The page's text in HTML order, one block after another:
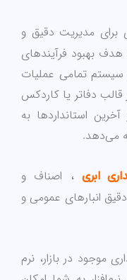
برای مدیریت دقیق و
بهبود فرآیندهای
سیستم تمامی عملیات
قالب دفاتر یا کاردکس
استانداردها به
می‌دهد.
ابری ، اصناف و
انبارهای عمومی و
موجود در بازار، نرم